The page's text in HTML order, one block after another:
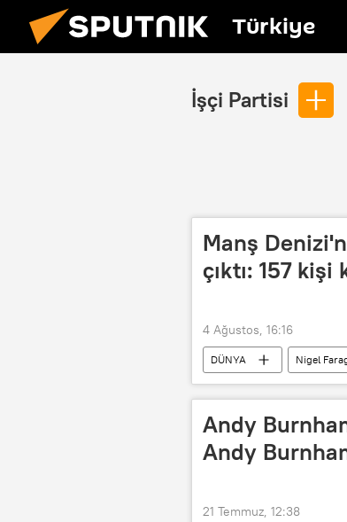
Türkiye
İşçi Partisi
Manş
çıktı: 157 kişi
4 Ağustos, 16:16
DÜNYA Nigel
Göçmen
Andy
Andy
21 Temmuz, 12:38